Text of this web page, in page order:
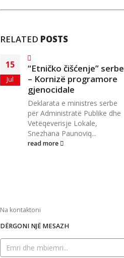
RELATED POSTS
15
Jul
“Etničko čišćenje” serbe
– Kornizë programore
gjenocidale
Deklarata e ministres serbe
për Administratë Publike dhe
Vetëqeverisje Lokale,
Snezhana Paunoviq...
read more
Na kontaktoni
DËRGONI NJË MESAZH